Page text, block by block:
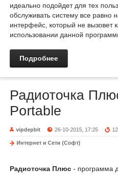
идеально подойдет для тех
обслуживать систему все равно
интерфейс, который не вызовет
использовании данной
Подробнее
Радиоточка
Portable
vipdepbit 26-10-2015, 17:25
Интернет и Сети (Софт)
Радиоточка Плюс - программа